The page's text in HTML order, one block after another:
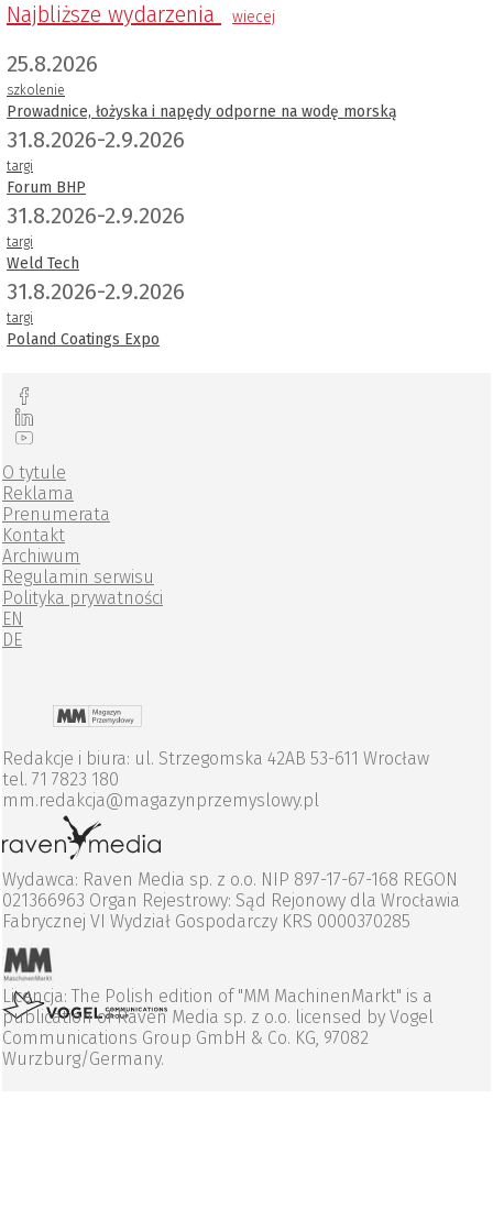
Najbliższe wydarzenia wiecej
25.8.2026
szkolenie
Prowadnice, łożyska i napędy odporne na wodę morską
31.8.2026-2.9.2026
targi
Forum BHP
31.8.2026-2.9.2026
targi
Weld Tech
31.8.2026-2.9.2026
targi
Poland Coatings Expo
O tytule
Reklama
Prenumerata
Kontakt
Archiwum
Regulamin serwisu
Polityka prywatności
EN
DE
Redakcje i biura: ul. Strzegomska 42AB 53-611 Wrocław
tel. 71 7823 180
mm.redakcja@magazynprzemyslowy.pl
Wydawca: Raven Media sp. z o.o. NIP 897-17-67-168 REGON
021366963 Organ Rejestrowy: Sąd Rejonowy dla Wrocławia
Fabrycznej VI Wydział Gospodarczy KRS 0000370285
Licencja: The Polish edition of "MM MachinenMarkt" is a
publication of Raven Media sp. z o.o. licensed by Vogel
Communications Group GmbH & Co. KG, 97082
Wurzburg/Germany.